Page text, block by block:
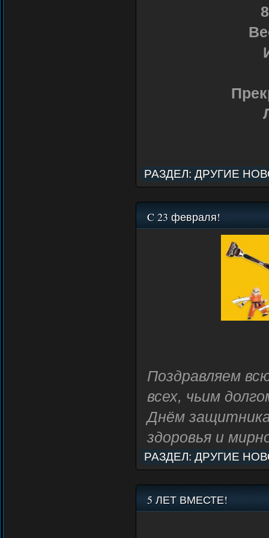
РАЗДЕЛ: ДРУГИЕ
C 23 февраля!
Поздравляем
всех, чьим
Днём
здоровья и
РАЗДЕЛ: ДРУГИЕ
5 ЛЕТ ВМЕСТЕ!